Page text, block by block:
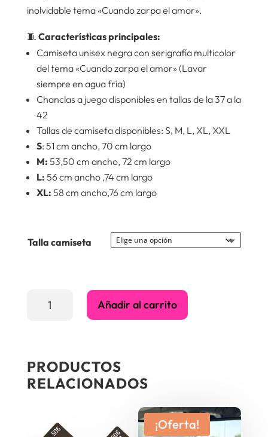
inolvidable tema «Cuando zarpa el amor».
🧵 Características principales:
Camiseta unisex negra con serigrafía multicolor
del tema «Cuando zarpa el amor» (Lavar
siempre en agua fría)
Chanclas a juego disponibles en tallas de la 37 a la
42
Tallas de camiseta disponibles: S, M, L, XL, XXL
S: 51 cm ancho, 70 cm largo
M: 53,50 cm ancho, 72 cm largo
L: 56 cm ancho ,74 cm largo
XL: 58 cm ancho,76 cm largo
Talla camiseta
el
amor
Añadir al carrito
PRODUCTOS
RELACIONADOS
¡Oferta!